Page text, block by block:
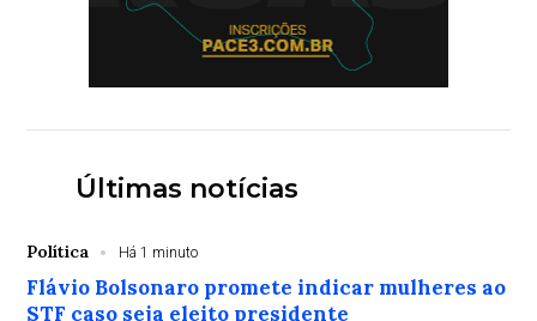
Últimas notícias
Política Há 1 minuto
Flávio Bolsonaro promete indicar mulheres ao
STF caso seja eleito presidente